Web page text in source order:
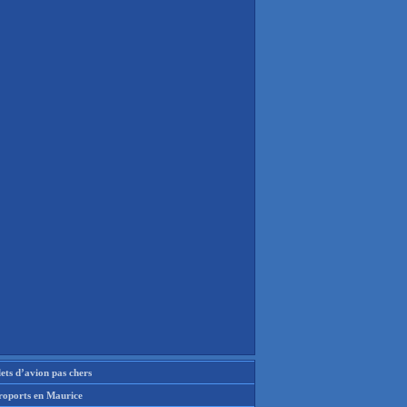
d’avion pas chers
en Maurice